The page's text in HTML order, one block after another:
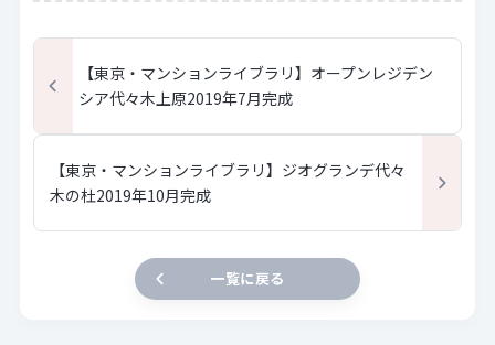
【東京・マンションライブラリ】オープンレジデン
シア代々木上原2019年7月完成
【東京・マンションライブラリ】ジオグランデ代々
木の杜2019年10月完成
一覧に戻る